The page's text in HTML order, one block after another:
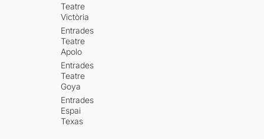
Teatre
Victòria
Entrades
Teatre
Apolo
Entrades
Teatre
Goya
Entrades
Espai
Texas